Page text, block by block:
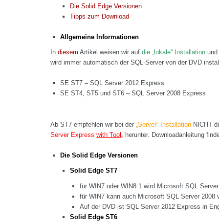
Die Solid Edge Versionen
Tipps zum Download
Allgemeine Informationen
Indiesem Artikel weisen wir aufdie „lokale“ Installation
wird immer automatisch der SQL-Server von der DVD
SE ST7 – SQL Server 2012 Express
SE ST4, ST5 und ST6 – SQL Server 2008 Express
Ab ST7 empfehlen wir bei der „Server“ Installation NICHT
Server Expresswith Tool herunter. Downloadanleitung
Die Solid Edge Versionen
Solid Edge ST7
für WIN7 oder WIN8.1 wird Microsoft SQL
für WIN7 kann auch Microsoft SQL Server
Auf der DVD ist SQL Server 2012 Express in
Solid Edge ST6